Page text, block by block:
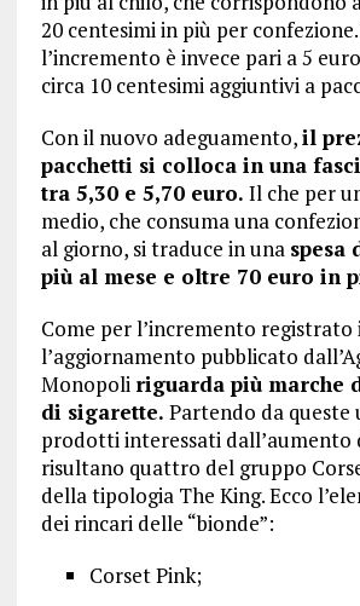
20 centesimi in più per
l’incremento è invece pari a 5
circa 10 centesimi aggiuntivi a
Con il nuovo adeguamento,il
pacchetti si colloca in una
tra 5,30 e 5,70 euro. Il che per
medio, che consuma una
al giorno, si traduce in una spesa
più al mese e oltre 70 euro in
Come per l’incremento registrato
l’aggiornamento pubblicato
Monopoli riguarda più marche
di sigarette. Partendo da queste
prodotti interessati dall’aumento
risultano quattro del gruppo
della tipologia The King. Ecco
dei rincari delle “bionde”:
Corset Pink;